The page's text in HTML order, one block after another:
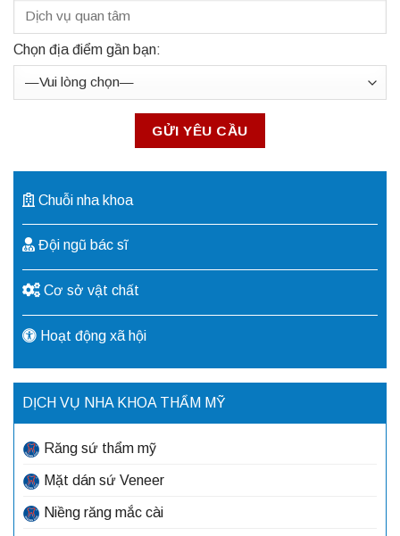
Chọn địa điểm gần bạn:
Chuỗi nha khoa
Đội ngũ bác sĩ
Cơ sở vật chất
Hoạt động xã hội
DỊCH VỤ NHA KHOA THẨM MỸ
Răng sứ thẩm mỹ
Mặt dán sứ Veneer
Niềng răng mắc cài